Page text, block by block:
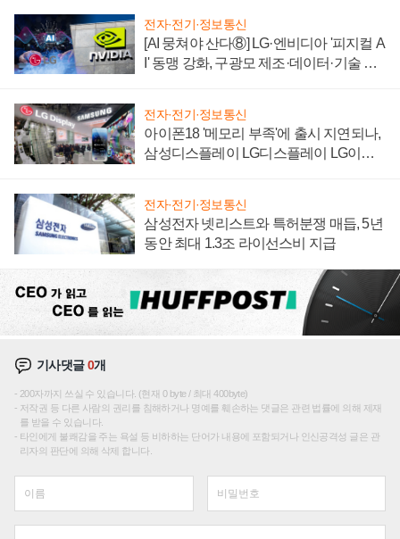
전자·전기·정보통신
[AI 뭉쳐야 산다⑧] LG·엔비디아 '피지컬 A
I' 동맹 강화, 구광모 제조·데이터·기술 결
전자·전기·정보통신
아이폰18 '메모리 부족'에 출시 지연되나,
삼성디스플레이 LG디스플레이 LG이노
전자·전기·정보통신
삼성전자 넷리스트와 특허분쟁 매듭, 5년
동안 최대 1.3조 라이선스비 지급
기사댓글0개
200자까지 쓰실 수 있습니다. (현재 0 byte / 최대 400byte)
저작권 등 다른 사람의 권리를 침해하거나 명예를 훼손하는 댓글은 관련 법률에 의해 제재
를 받을 수 있습니다.
타인에게 불쾌감을 주는 욕설 등 비하하는 단어가 내용에 포함되거나 인신공격성 글은 관
리자의 판단에 의해 삭제 합니다.